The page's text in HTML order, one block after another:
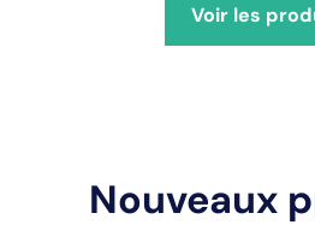
Voir les
Nouveaux